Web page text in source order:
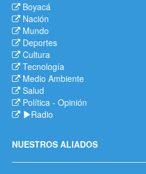
Boyacá
Nación
Mundo
Deportes
Cultura
Tecnología
Medio Ambiente
Salud
Política - Opinión
Radio
NUESTROS ALIADOS